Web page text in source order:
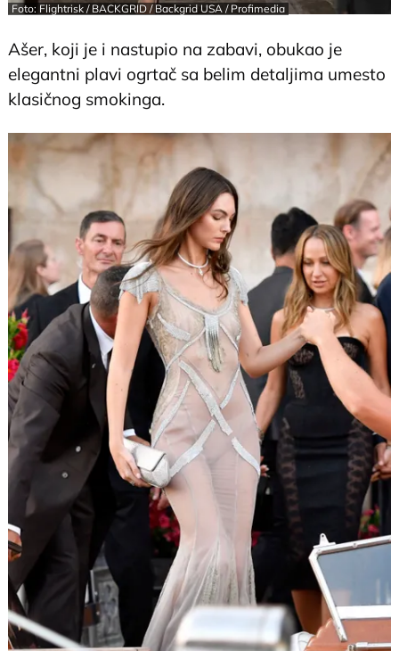
Foto: Flightrisk / BACKGRID / Backgrid USA / Profimedia
Ašer, koji je i nastupio na zabavi, obukao je
elegantni plavi ogrtač sa belim detaljima umesto
klasičnog smokinga.